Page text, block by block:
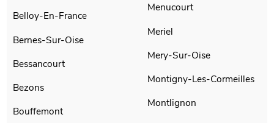
Belloy-En-France
Bernes-Sur-Oise
Bessancourt
Bezons
Bouffemont
Menucourt
Meriel
Mery-Sur-Oise
Montigny-Les-Cormeilles
Montlignon